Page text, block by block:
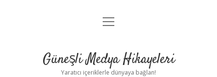
Anasayfa
Yasal Uyarı
menüyü
Güneşli Medya Hikayeleri
Yaratıcı içeriklerle dünyaya bağlan!